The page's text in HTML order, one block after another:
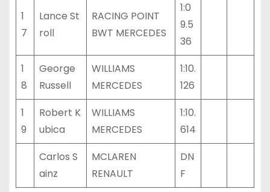
1
7
Lance St
roll
RACING POINT
BWT MERCEDES
1:0
9.5
36
1
8
George
Russell
WILLIAMS
MERCEDES
1:10.
126
1
9
Robert K
ubica
WILLIAMS
MERCEDES
1:10.
614
Carlos S
ainz
MCLAREN
RENAULT
DN
F